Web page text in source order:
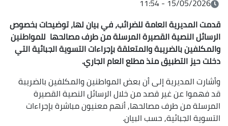
قدمت المديرية العامة للضرائب، في بيان لها، توضيحات بخصوص
الرسائل النصية القصيرة المرسلة من طرف مصالحها للمواطنين
والمكلفين بالضريبة والمتعلقة بإجراءات التسوية الجبائية التي
دخلت حيز التطبيق منذ مطلع العام الجاري.
وأشارت المديرية إلى أن بعض المواطنين والمكلفين بالضريبة
قد فهموا عن غير قصد من خلال الرسائل النصية القصيرة
المرسلة من طرف مصالحها, أنهم معنيون مباشرة بإجراءات
التسوية الجبائية, حسب البيان.